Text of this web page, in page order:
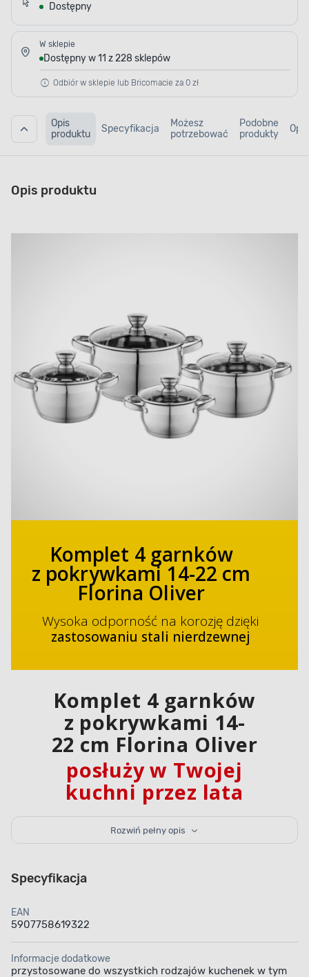
Dostępny
W sklepie
Dostępny w 11 z 228 sklepów
Odbiór w sklepie lub Bricomacie za 0 zł
Opis
produktu
Specyfikacja
Możesz
potrzebować
Podobne
produkty
Opis produktu
Komplet 4 garnków
z pokrywkami 14-22 cm
Florina Oliver
Wysoka odporność na korozję dzięki
zastosowaniu stali nierdzewnej
Komplet 4 garnków
z pokrywkami 14-
22 cm Florina Oliver
posłuży w Twojej
kuchni przez lata
Komplet garnków o pojemnościach 1,3 l, 1,8 l, 2,5 l i
3,4 l celująco zda egzamin w każdej domowej kuchni.
na uszkodzenia oraz regularną eksploatację.
używać na dowolnej kuchence (również indukcyjnej)
oraz myć w zmywarce.
Rozwiń pełny opis
Specyfikacja
EAN
5907758619322
Informacje dodatkowe
przystosowane do wszystkich rodzajów kuchenek w tym